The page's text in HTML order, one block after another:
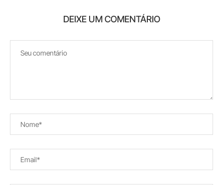
DEIXE UM COMENTÁRIO